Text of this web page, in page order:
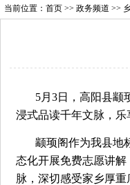
当前位置： 首页 >> 政务频道 >>
5月3日，高阳县颛
浸式品读千年文脉，
颛顼阁作为我县地
态化开展免费志愿讲
脉，深切感受家乡厚